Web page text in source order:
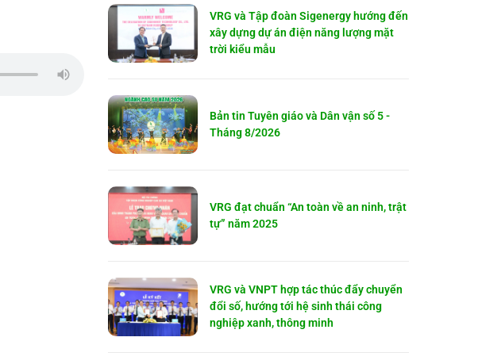
VRG và Tập đoàn Sigenergy hướng đến
xây dựng dự án điện năng lượng mặt
trời kiểu mẫu
Bản tin Tuyên giáo và Dân vận số 5 -
Tháng 8/2026
VRG đạt chuẩn “An toàn về an ninh, trật
tự” năm 2025
VRG và VNPT hợp tác thúc đẩy chuyển
đổi số, hướng tới hệ sinh thái công
nghiệp xanh, thông minh